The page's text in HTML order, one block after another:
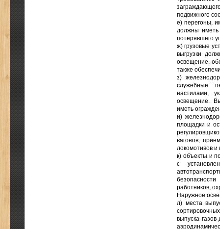
подвижного
е) перегоны,
должны иметь
потерявшего
ж) грузовые
выгрузки
освещение,
также
з)
служебные
настилами,
освещение.
иметь
и)
площадки и
вагонов,
локомотивов и
к) объекты и
с
работников,
Наружное
л) места
выпуска